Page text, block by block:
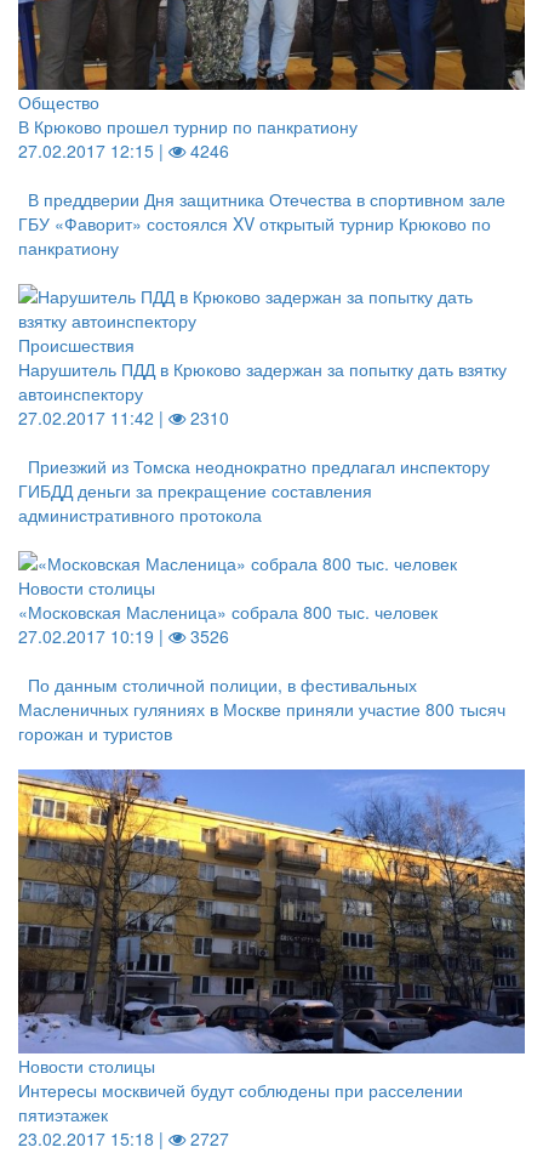
Общество
В Крюково прошел турнир по панкратиону
27.02.2017 12:15 |
4246
В преддверии Дня защитника Отечества в спортивном зале
ГБУ «Фаворит» состоялся XV открытый турнир Крюково по
панкратиону
Происшествия
Нарушитель ПДД в Крюково задержан за попытку дать взятку
автоинспектору
27.02.2017 11:42 |
2310
Приезжий из Томска неоднократно предлагал инспектору
ГИБДД деньги за прекращение составления
административного протокола
Новости столицы
«Московская Масленица» собрала 800 тыс. человек
27.02.2017 10:19 |
3526
По данным столичной полиции, в фестивальных
Масленичных гуляниях в Москве приняли участие 800 тысяч
горожан и туристов
Новости столицы
Интересы москвичей будут соблюдены при расселении
пятиэтажек
23.02.2017 15:18 |
2727